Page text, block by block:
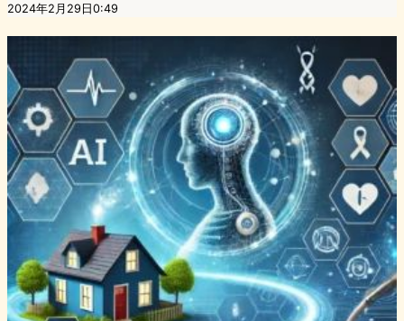
2024年2月29日0:49